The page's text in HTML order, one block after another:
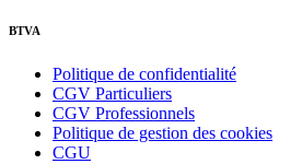
BTVA
Politique de confidentialité
CGV Particuliers
CGV Professionnels
Politique de gestion des cookies
CGU